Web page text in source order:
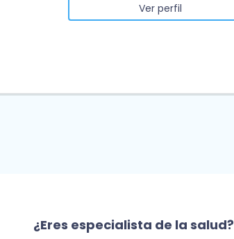
Ver perfil
¿Eres especialista de la salud?